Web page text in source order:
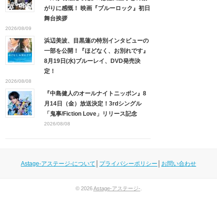
がりに感慨！ 映画『ブルーロック』初日
舞台挨拶
2026/08/09
浜辺美波、目黒蓮の特別インタビューの
一部を公開！『ほどなく、お別れです』
8月19日(水)ブルーレイ、DVD発売決
定！
2026/08/08
『中島健人のオールナイトニッポン』8
月14日（金）放送決定！3rdシングル
「鬼事/Fiction Love」リリース記念
2026/08/08
Astage-アステージ-について プライバシーポリシー お問い合わせ
© 2026Astage-アステージ-